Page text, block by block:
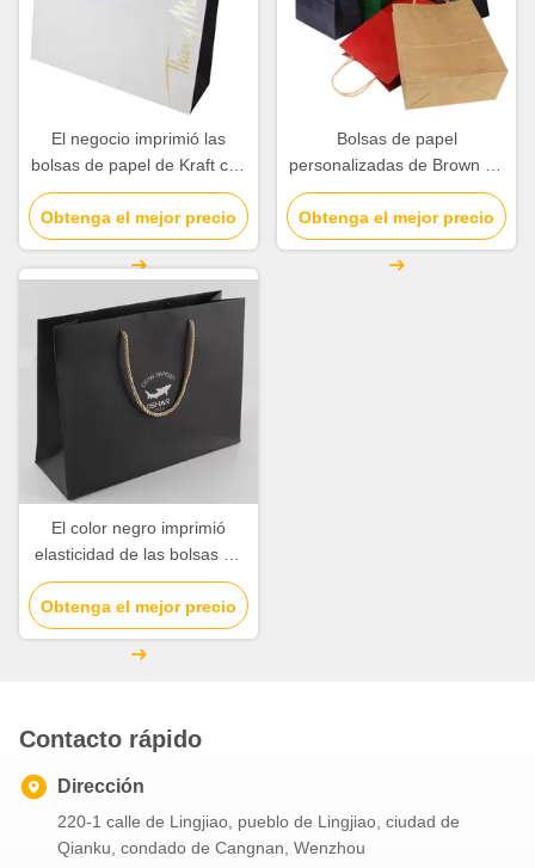
El negocio imprimió las
bolsas de papel de Kraft con
final superficial de sellado
caliente del oro
Obtenga el mejor precio
Bolsas de papel
personalizadas de Brown de
la parte inferior plana con la
manija torcida papel del
cordón
Obtenga el mejor precio
El color negro imprimió
elasticidad de las bolsas de
papel de Kraft alta con la
manija de nylon de la cuerda
Obtenga el mejor precio
Contacto rápido
Dirección
220-1 calle de Lingjiao, pueblo de Lingjiao, ciudad de
Qianku, condado de Cangnan, Wenzhou